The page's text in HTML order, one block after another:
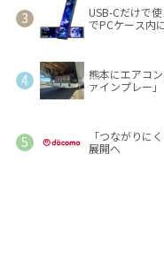
USB-Cだけで
でPCケース内
熊本にエアコ
ァインプレー」
「つながりに
展開へ